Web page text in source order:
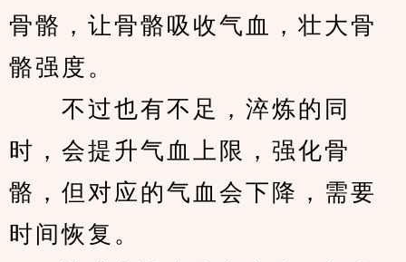
骨骼，让骨骼吸收气血，壮大骨
骼强度。
不过也有不足，淬炼的同
时，会提升气血上限，强化骨
骼，但对应的气血会下降，需要
时间恢复。